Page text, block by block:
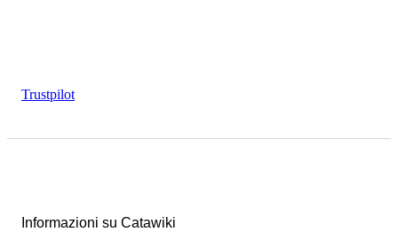
Trustpilot
Informazioni su Catawiki